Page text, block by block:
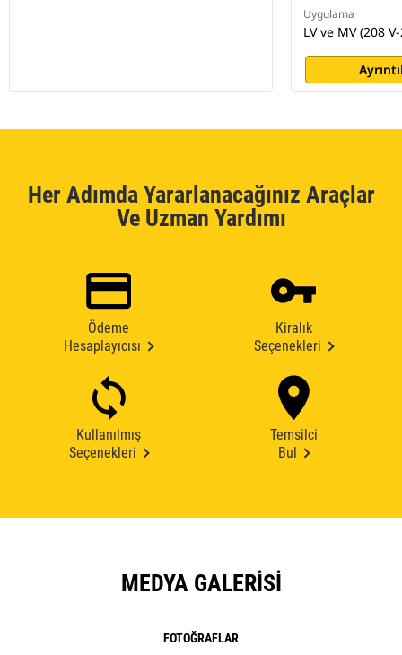
Uygulama
LV ve MV (208
Her Adımda Yararlanacağınız Araçlar
Ve Uzman Yardımı
Ödeme
Hesaplayıcısı
Kiralık
Seçenekleri
Kullanılmış
Seçenekleri
Temsilci
Bul
MEDYA GALERISI
FOTOĞRAFLAR